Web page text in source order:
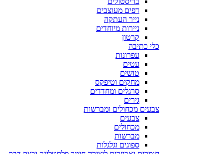
דפים מעוצבים
נייר העתקה
ניירות מיוחדים
קרטון
כלי כתיבה
עפרונות
עטים
טושים
מחקים וטיפקס
סרגלים ומחדדים
גירים
צבעים מכחולים ומברשות
צבעים
מכחולים
מברשות
ספוגים וגלגלות